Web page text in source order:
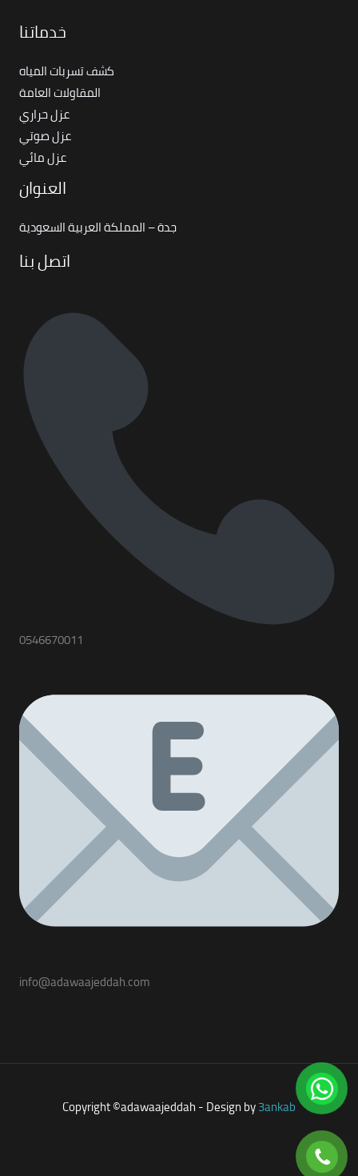
خدماتنا
كشف تسربات المياه
المقاولات العامة
عزل حراري
عزل صوتي
عزل مائي
العنوان
جدة – المملكة العربية السعودية
اتصل بنا
0546670011
info@adawaajeddah.com
Copyright ©adawaajeddah - Design by3ankab